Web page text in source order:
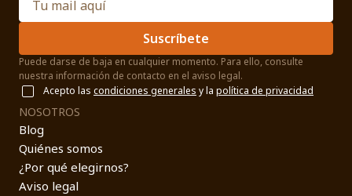
Suscríbete
Puede darse de baja en cualquier momento. Para ello, consulte
nuestra información de contacto en el aviso legal.
Acepto las condiciones generales y la política de privacidad
NOSOTROS
Blog
Quiénes somos
¿Por qué elegirnos?
Aviso legal